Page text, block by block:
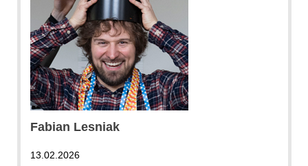
Fabian Lesniak
13.02.2026